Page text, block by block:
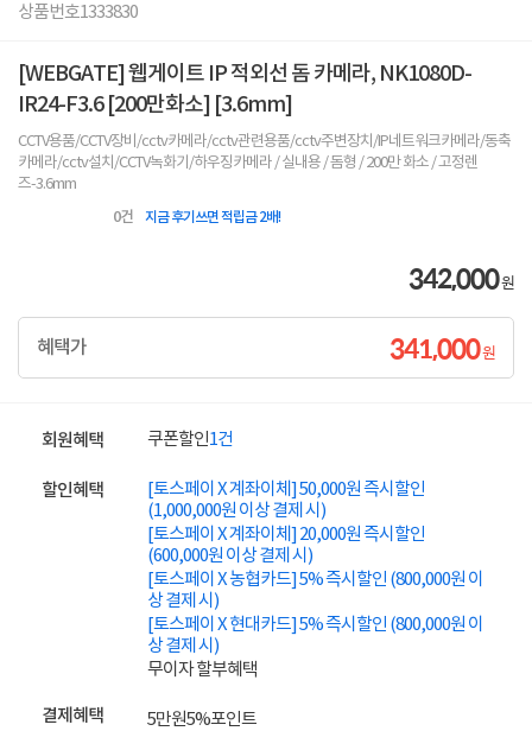
상품번호1333830
[WEBGATE] 웹게이트 IP 적외선 돔 카메라, NK1080D-
IR24-F3.6 [200만화소] [3.6mm]
CCTV용품/CCTV장비/cctv카메라/cctv관련용품/cctv주변장치/IP네트워크카메라/동축
카메라/cctv설치/CCTV녹화기/하우징카메라 / 실내용 / 돔형 / 200만 화소 / 고정렌
즈-3.6mm
0건 지금 후기쓰면 적립금 2배!
342,000원
혜택가 341,000원
회원혜택 쿠폰할인1건
할인혜택
[토스페이 X 계좌이체] 50,000원 즉시할인
(1,000,000원 이상 결제 시)
[토스페이 X 계좌이체] 20,000원 즉시할인
(600,000원 이상 결제 시)
[토스페이 X 농협카드] 5% 즉시할인 (800,000원 이
상 결제 시)
[토스페이 X 현대카드] 5% 즉시할인 (800,000원 이
상 결제 시)
무이자 할부혜택
결제혜택 5만원5%포인트